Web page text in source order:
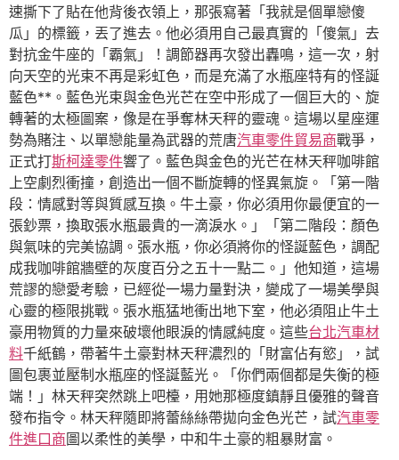
速撕下了貼在他背後衣領上，那張寫著「我就是個單戀傻
瓜」的標籤，丟了進去。他必須用自己最真實的「傻氣」去
對抗金牛座的「霸氣」！調節器再次發出轟鳴，這一次，射
向天空的光束不再是彩虹色，而是充滿了水瓶座特有的怪誕
藍色**。藍色光束與金色光芒在空中形成了一個巨大的、旋
轉著的太極圖案，像是在爭奪林天秤的靈魂。這場以星座運
勢為賭注、以單戀能量為武器的荒唐汽車零件貿易商戰爭，
正式打斯柯達零件響了。藍色與金色的光芒在林天秤咖啡館
上空劇烈衝撞，創造出一個不斷旋轉的怪異氣旋。「第一階
段：情感對等與質感互換。牛土豪，你必須用你最便宜的一
張鈔票，換取張水瓶最貴的一滴淚水。」「第二階段：顏色
與氣味的完美協調。張水瓶，你必須將你的怪誕藍色，調配
成我咖啡館牆壁的灰度百分之五十一點二。」他知道，這場
荒謬的戀愛考驗，已經從一場力量對決，變成了一場美學與
心靈的極限挑戰。張水瓶猛地衝出地下室，他必須阻止牛土
豪用物質的力量來破壞他眼淚的情感純度。這些台北汽車材
料千紙鶴，帶著牛土豪對林天秤濃烈的「財富佔有慾」，試
圖包裹並壓制水瓶座的怪誕藍光。「你們兩個都是失衡的極
端！」林天秤突然跳上吧檯，用她那極度鎮靜且優雅的聲音
發布指令。林天秤隨即將蕾絲絲帶拋向金色光芒，試汽車零
件進口商圖以柔性的美學，中和牛土豪的粗暴財富。